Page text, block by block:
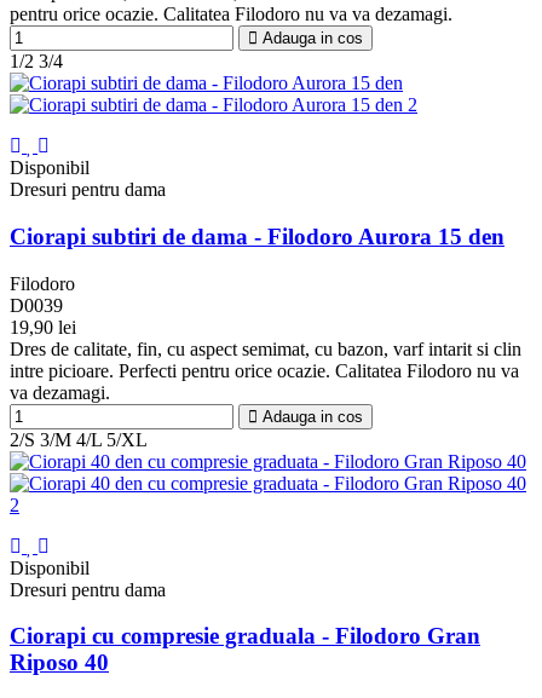
F
pentru orice ocazie. Calitatea Filodoro nu va va dezamagi.
Adauga in cos
1/2 3/4
Disponibil
Dresuri pentru dama
Ciorapi subtiri de dama - Filodoro Aurora 15 den
Filodoro
D0039
19,90 lei
Negru
Abbronzante
Platino
Playa
F
Dres de calitate, fin, cu aspect semimat, cu bazon, varf intarit si clin
intre picioare. Perfecti pentru orice ocazie. Calitatea Filodoro nu va
va dezamagi.
Adauga in cos
2/S 3/M 4/L 5/XL
Disponibil
Dresuri pentru dama
Ciorapi cu compresie graduala - Filodoro Gran
Riposo 40